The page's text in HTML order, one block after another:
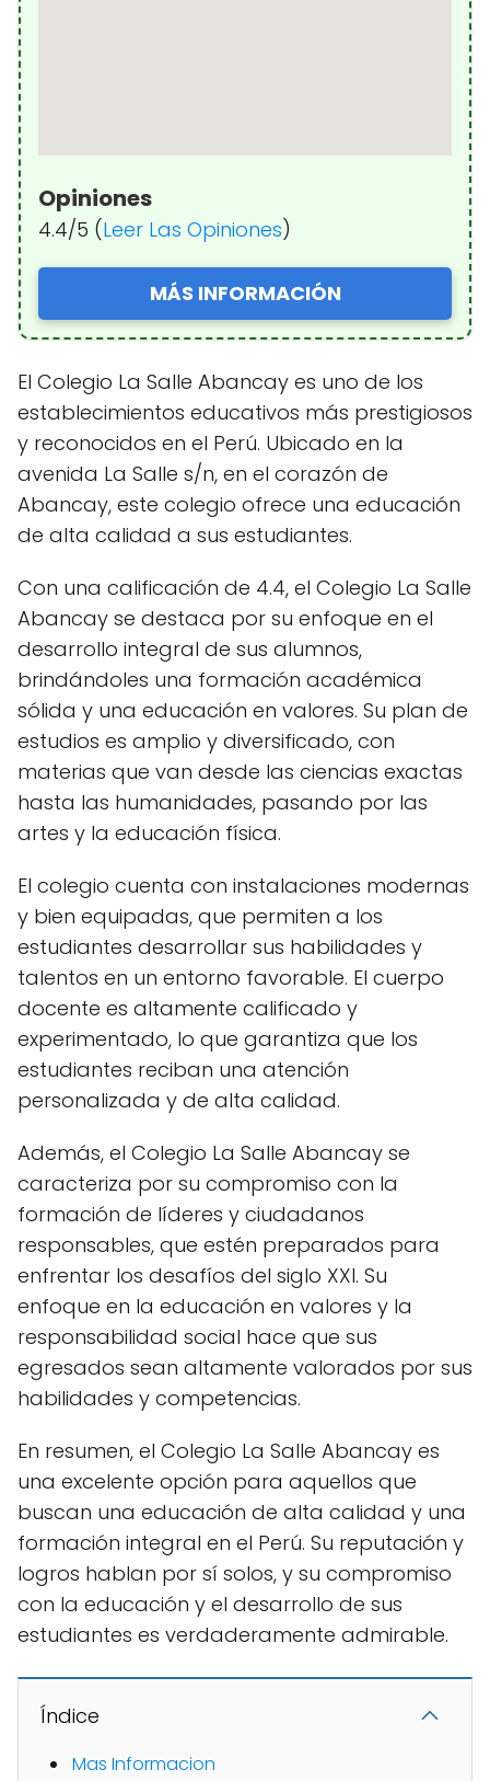
Opiniones
4.4/5 (Leer Las Opiniones)
MÁS INFORMACIÓN
El Colegio La Salle Abancay es uno de los
establecimientos educativos más prestigiosos
y reconocidos en el Perú. Ubicado en la
avenida La Salle s/n, en el corazón de
Abancay, este colegio ofrece una educación
de alta calidad a sus estudiantes.
Con una calificación de 4.4, el Colegio La Salle
Abancay se destaca por su enfoque en el
desarrollo integral de sus alumnos,
brindándoles una formación académica
sólida y una educación en valores. Su plan de
estudios es amplio y diversificado, con
materias que van desde las ciencias exactas
hasta las humanidades, pasando por las
artes y la educación física.
El colegio cuenta con instalaciones modernas
y bien equipadas, que permiten a los
estudiantes desarrollar sus habilidades y
talentos en un entorno favorable. El cuerpo
docente es altamente calificado y
experimentado, lo que garantiza que los
estudiantes reciban una atención
personalizada y de alta calidad.
Además, el Colegio La Salle Abancay se
caracteriza por su compromiso con la
formación de líderes y ciudadanos
responsables, que estén preparados para
enfrentar los desafíos del siglo XXI. Su
enfoque en la educación en valores y la
responsabilidad social hace que sus
egresados sean altamente valorados por sus
habilidades y competencias.
En resumen, el Colegio La Salle Abancay es
una excelente opción para aquellos que
buscan una educación de alta calidad y una
formación integral en el Perú. Su reputación y
logros hablan por sí solos, y su compromiso
con la educación y el desarrollo de sus
estudiantes es verdaderamente admirable.
Índice
Mas Informacion